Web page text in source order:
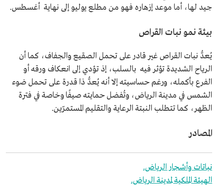
جيد لها، أما موعد إزهاره فهو من مطلع يوليو إلى نهاية أغسطس.
بيئة نمو نبات القراص
يُعدُّ نبات القراص غير قادر على تحمل الصقيع والجفاف، كما أن
الرياح الشديدة تؤثر فيه بالسلب، إذ تؤدي إلى انعكاف ورقه أو
الفرع بأكمله، ورغم حساسيته إلا أنه يُعدُّ ذا قدرة على تحمل ضوء
الشمس في مدينة الرياض، وتُفضل حمايته صيفًا وخاصة في فترة
الظهر، كما تتطلب النبتة الرعاية والتقليم المستمرّين.
المصادر
نباتات وأشجار الرياض.
الهيئة الملكية لمدينة الرياض.